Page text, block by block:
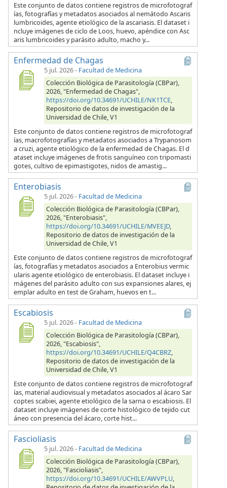
Este conjunto de datos contiene registros de microfotograf
ías, fotografías y metadatos asociados al nemátodo Ascaris
lumbricoides, agente etiológico de la ascariasis. El dataset i
ncluye imágenes de ciclo de Loos, huevo, apéndice con Asc
aris lumbricoides y parásito adulto, macho y...
Enfermedad de Chagas
5 jul. 2026- Facultad de Medicina
Colección Biológica de Parasitología (CBPar),
2026, "Enfermedad de Chagas",
https://doi.org/10.34691/UCHILE/NK1TCE,
Repositorio de datos de investigación de la
Universidad de Chile, V1
Este conjunto de datos contiene registros de microfotograf
ías, macrofotografías y metadatos asociados a Trypanosom
a cruzi, agente etiológico de la enfermedad de Chagas. El d
ataset incluye imágenes de frotis sanguíneo con tripomasti
gotes, cultivo de epimastigotes, nidos de amastig...
Enterobiasis
5 jul. 2026- Facultad de Medicina
Colección Biológica de Parasitología (CBPar),
2026, "Enterobiasis",
https://doi.org/10.34691/UCHILE/MVEEJD,
Repositorio de datos de investigación de la
Universidad de Chile, V1
Este conjunto de datos contiene registros de microfotograf
ías, fotografías y metadatos asociados a Enterobius vermic
ularis agente etiológico de enterobiasis. El dataset incluye i
mágenes del parásito adulto con sus expansiones alares, ej
emplar adulto en test de Graham, huevos en t...
Escabiosis
5 jul. 2026- Facultad de Medicina
Colección Biológica de Parasitología (CBPar),
2026, "Escabiosis",
https://doi.org/10.34691/UCHILE/Q4CBRZ,
Repositorio de datos de investigación de la
Universidad de Chile, V1
Este conjunto de datos contiene registros de microfotograf
ías, material audiovisual y metadatos asociados al ácaro Sar
coptes scabiei, agente etiológico de la sarna o escabiosis. El
dataset incluye imágenes de corte histológico de tejido cut
áneo con presencia del ácaro, corte hist...
Fascioliasis
5 jul. 2026- Facultad de Medicina
Colección Biológica de Parasitología (CBPar),
2026, "Fascioliasis",
https://doi.org/10.34691/UCHILE/AWVPLU,